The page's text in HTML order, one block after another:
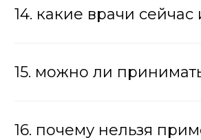
14. какие врачи
15. можно ли
16. почему нельзя